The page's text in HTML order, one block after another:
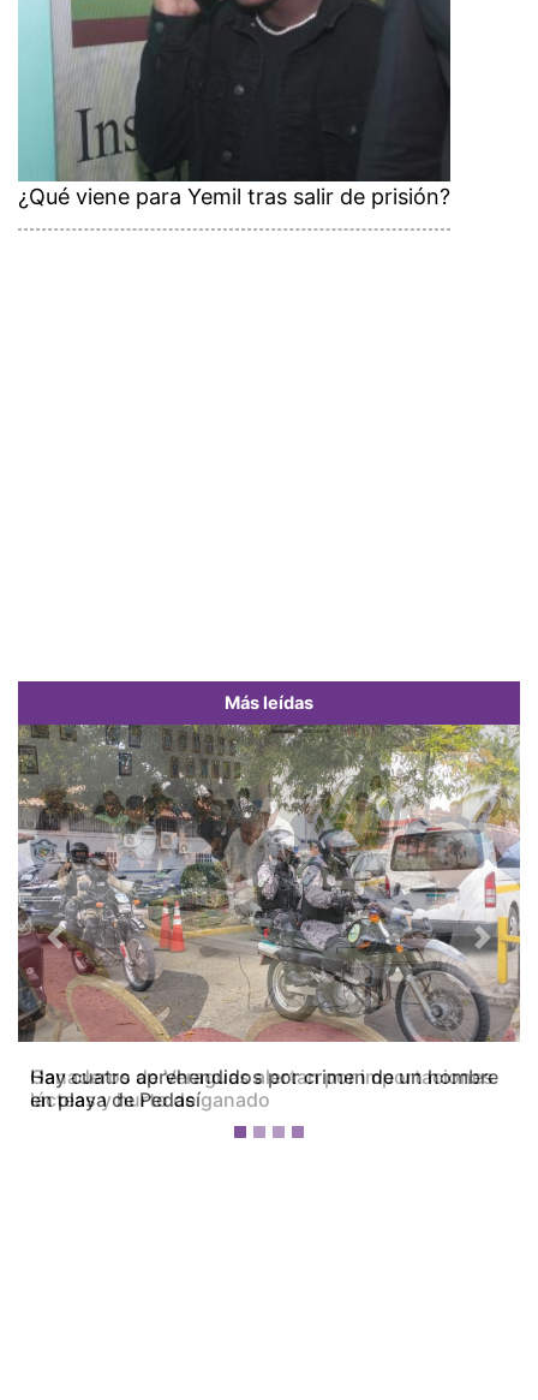
¿Qué viene para Yemil tras salir de prisión?
Más leídas
Ganaderos de Veraguas alertan por importaciones
lácteas y hurto de ganado
Previous Next